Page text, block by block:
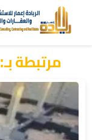
×
الرئيسية
تصاميم
ومخططات▼
مرتبطة بـ: